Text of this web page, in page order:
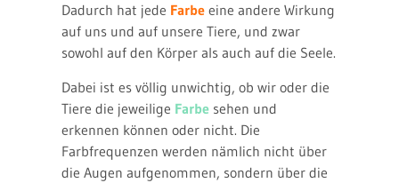
Dadurch hat jede Farbeeine andere Wirkung
auf uns und auf unsere Tiere, und zwar
sowohl auf den Körper als auch auf die Seele.
Dabei ist es völlig unwichtig, ob wir oder die
Tiere die jeweilige Farbesehen und
erkennen können oder nicht. Die
Farbfrequenzen werden nämlich nicht über
die Augen aufgenommen, sondern über die